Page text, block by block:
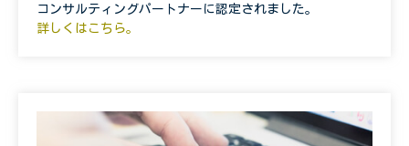
コンサルティングパートナーに認定されました。
詳しくはこちら。